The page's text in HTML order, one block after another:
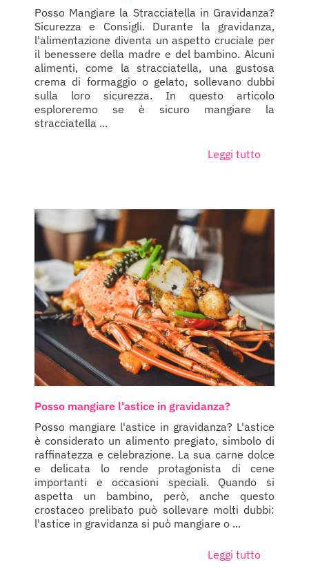
Posso Mangiare la Stracciatella in Gravidanza?
Sicurezza e Consigli. Durante la gravidanza,
l'alimentazione diventa un aspetto cruciale per
il benessere della madre e del bambino. Alcuni
alimenti, come la stracciatella, una gustosa
crema di formaggio o gelato, sollevano dubbi
sulla loro sicurezza. In questo articolo
esploreremo se è sicuro mangiare la
stracciatella ...
Leggi tutto
Posso mangiare l'astice in gravidanza?
Posso mangiare l'astice in gravidanza? L'astice
è considerato un alimento pregiato, simbolo di
raffinatezza e celebrazione. La sua carne dolce
e delicata lo rende protagonista di cene
importanti e occasioni speciali. Quando si
aspetta un bambino, però, anche questo
crostaceo prelibato può sollevare molti dubbi:
l'astice in gravidanza si può mangiare o ...
Leggi tutto